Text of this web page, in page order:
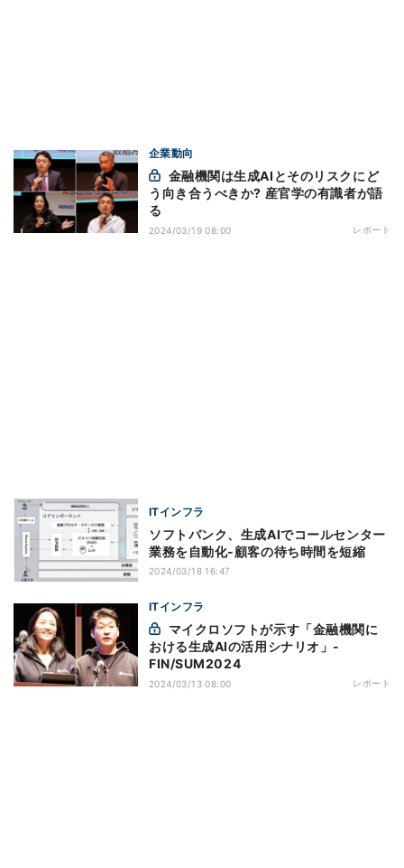
企業動向
う向き合うべきか? 産官学の有識者が語
る
2024/03/19 08:00 レポート
ITインフラ
ソフトバンク、生成AIでコールセンター
業務を自動化‐顧客の待ち時間を短縮
2024/03/18 16:47
ITインフラ
おける生成AIの活用シナリオ」-
FIN/SUM2024
2024/03/13 08:00 レポート